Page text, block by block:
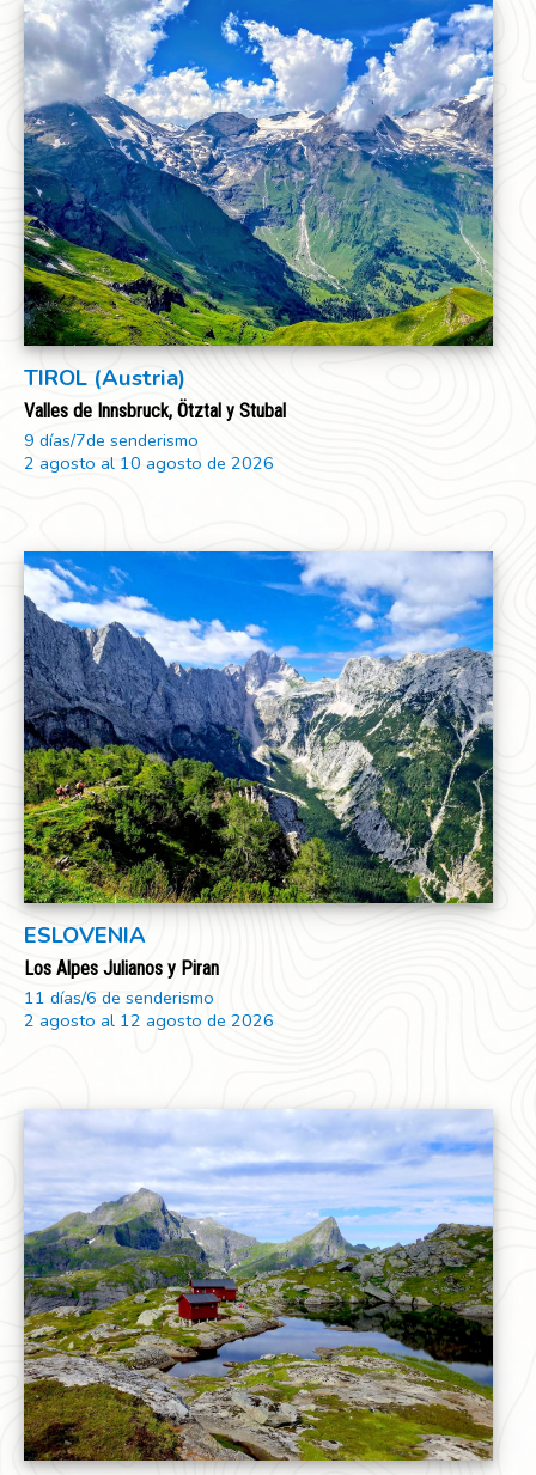
TIROL (Austria)
Valles de Innsbruck, Ötztal y Stubal
9 días/7de senderismo
2 agosto al 10 agosto de 2026
ESLOVENIA
Los Alpes Julianos y Piran
11 días/6 de senderismo
2 agosto al 12 agosto de 2026